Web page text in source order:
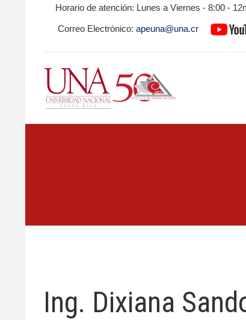
Horario de atención: Lunes a Viernes - 8:00 -
Correo Electrónico: apeuna@una.cr
Ing. Dixiana